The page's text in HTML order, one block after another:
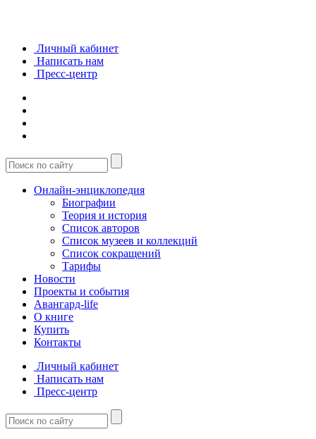
Личный кабинет
Написать нам
Пресс-центр
Онлайн-энциклопедия
Биографии
Теория и история
Список авторов
Список музеев и коллекций
Список сокращений
Тарифы
Новости
Проекты и события
Авангард-life
О книге
Купить
Контакты
Личный кабинет
Написать нам
Пресс-центр